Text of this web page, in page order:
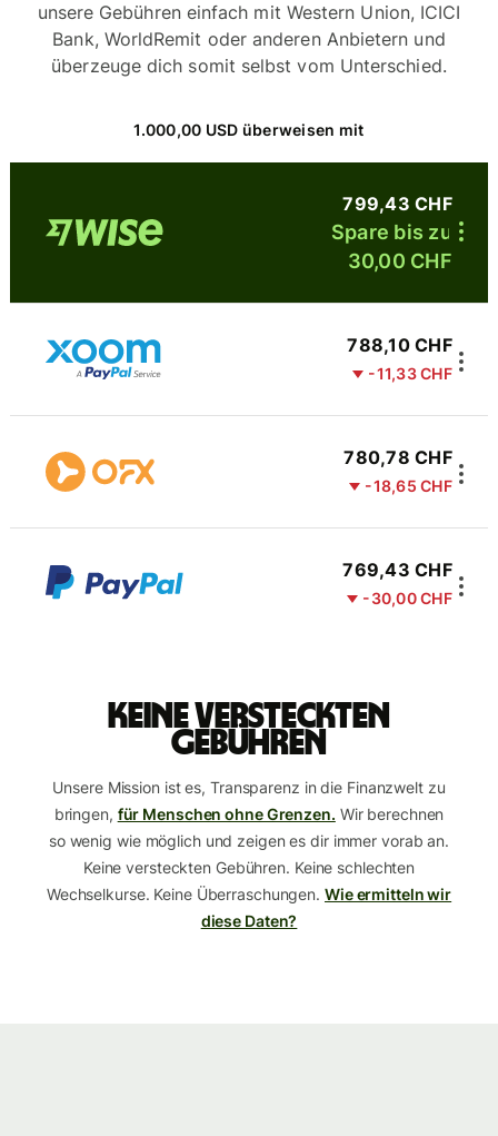
unsere Gebühren einfach mit Western Union, ICICI
Bank, WorldRemit oder anderen Anbietern und
überzeuge dich somit selbst vom Unterschied.
1.000,00 USD überweisen mit
799,43 CHF
Spare bis zu
30,00 CHF
788,10 CHF
-11,33 CHF
780,78 CHF
-18,65 CHF
769,43 CHF
-30,00 CHF
Keine versteckten
Gebühren
Unsere Mission ist es, Transparenz in die Finanzwelt zu
bringen, für Menschen ohne Grenzen. Wir berechnen
so wenig wie möglich und zeigen es dir immer vorab an.
Keine versteckten Gebühren. Keine schlechten
Wechselkurse. Keine Überraschungen. Wie ermitteln wir
diese Daten?